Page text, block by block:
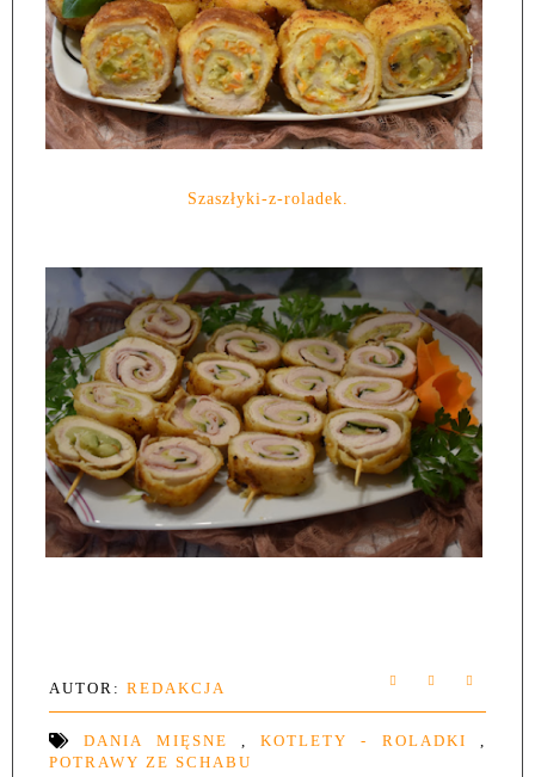
Szaszłyki-z-roladek.
AUTOR: REDAKCJA
DANIA MIĘSNE ,KOTLETY - ROLADKI
POTRAWY ZE SCHABU